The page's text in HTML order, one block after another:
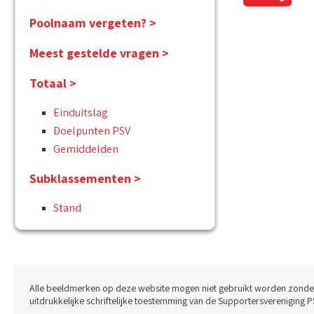
Poolnaam vergeten? >
Meest gestelde vragen >
Totaal >
Einduitslag
Doelpunten PSV
Gemiddelden
Subklassementen >
Stand
Alle beeldmerken op deze website mogen niet gebruikt worden
uitdrukkelijke schriftelijke toestemming van de Supportersvereniging